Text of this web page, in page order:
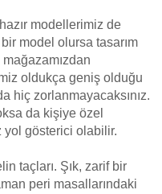
modellerimiz de
model olursa tasarım
oldukça geniş olduğu
hiç zorlanmayacaksınız.
da kişiye özel
yol gösterici olabilir.
taçları. Şık, zarif bir
peri masallarındaki